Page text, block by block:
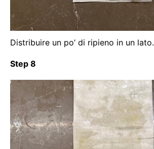
Distribuire un po’ di ripieno in un lato.
Step 8